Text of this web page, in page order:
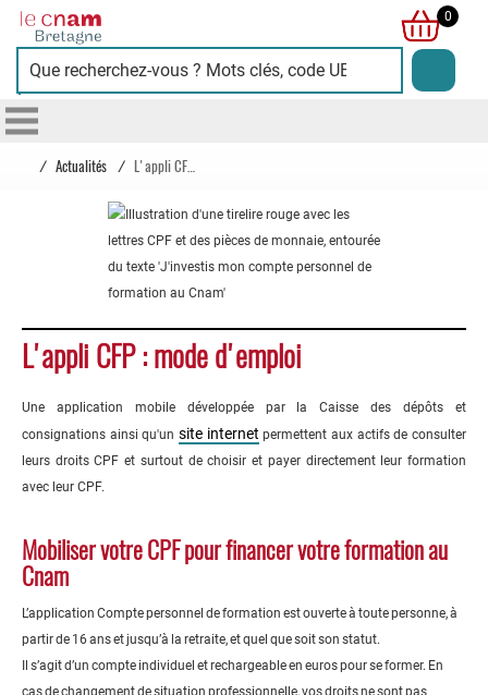
Cnam
Bretagne
0
/ Actualités /
L'appli CFP : mode d'emploi
Une application mobile développée par la Caisse des dépôts et
consignations ainsi qu'un site internet permettent aux actifs de consulter
leurs droits CPF et surtout de choisir et payer directement leur formation
avec leur CPF.
Mobiliser votre CPF pour financer votre formation au
Cnam
L’application Compte personnel de formation est ouverte à toute personne, à
partir de 16 ans et jusqu’à la retraite, et quel que soit son statut.
Il s’agit d’un compte individuel et rechargeable en euros pour se former. En
cas de changement de situation professionnelle, vos droits ne sont pas